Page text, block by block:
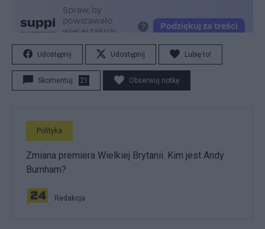
Udostępnij Udostępnij Lubię to!
Skomentuj 21 Obserwuj notkę
Polityka
Zmiana premiera Wielkiej Brytanii. Kim jest Andy
Burnham?
Redakcja